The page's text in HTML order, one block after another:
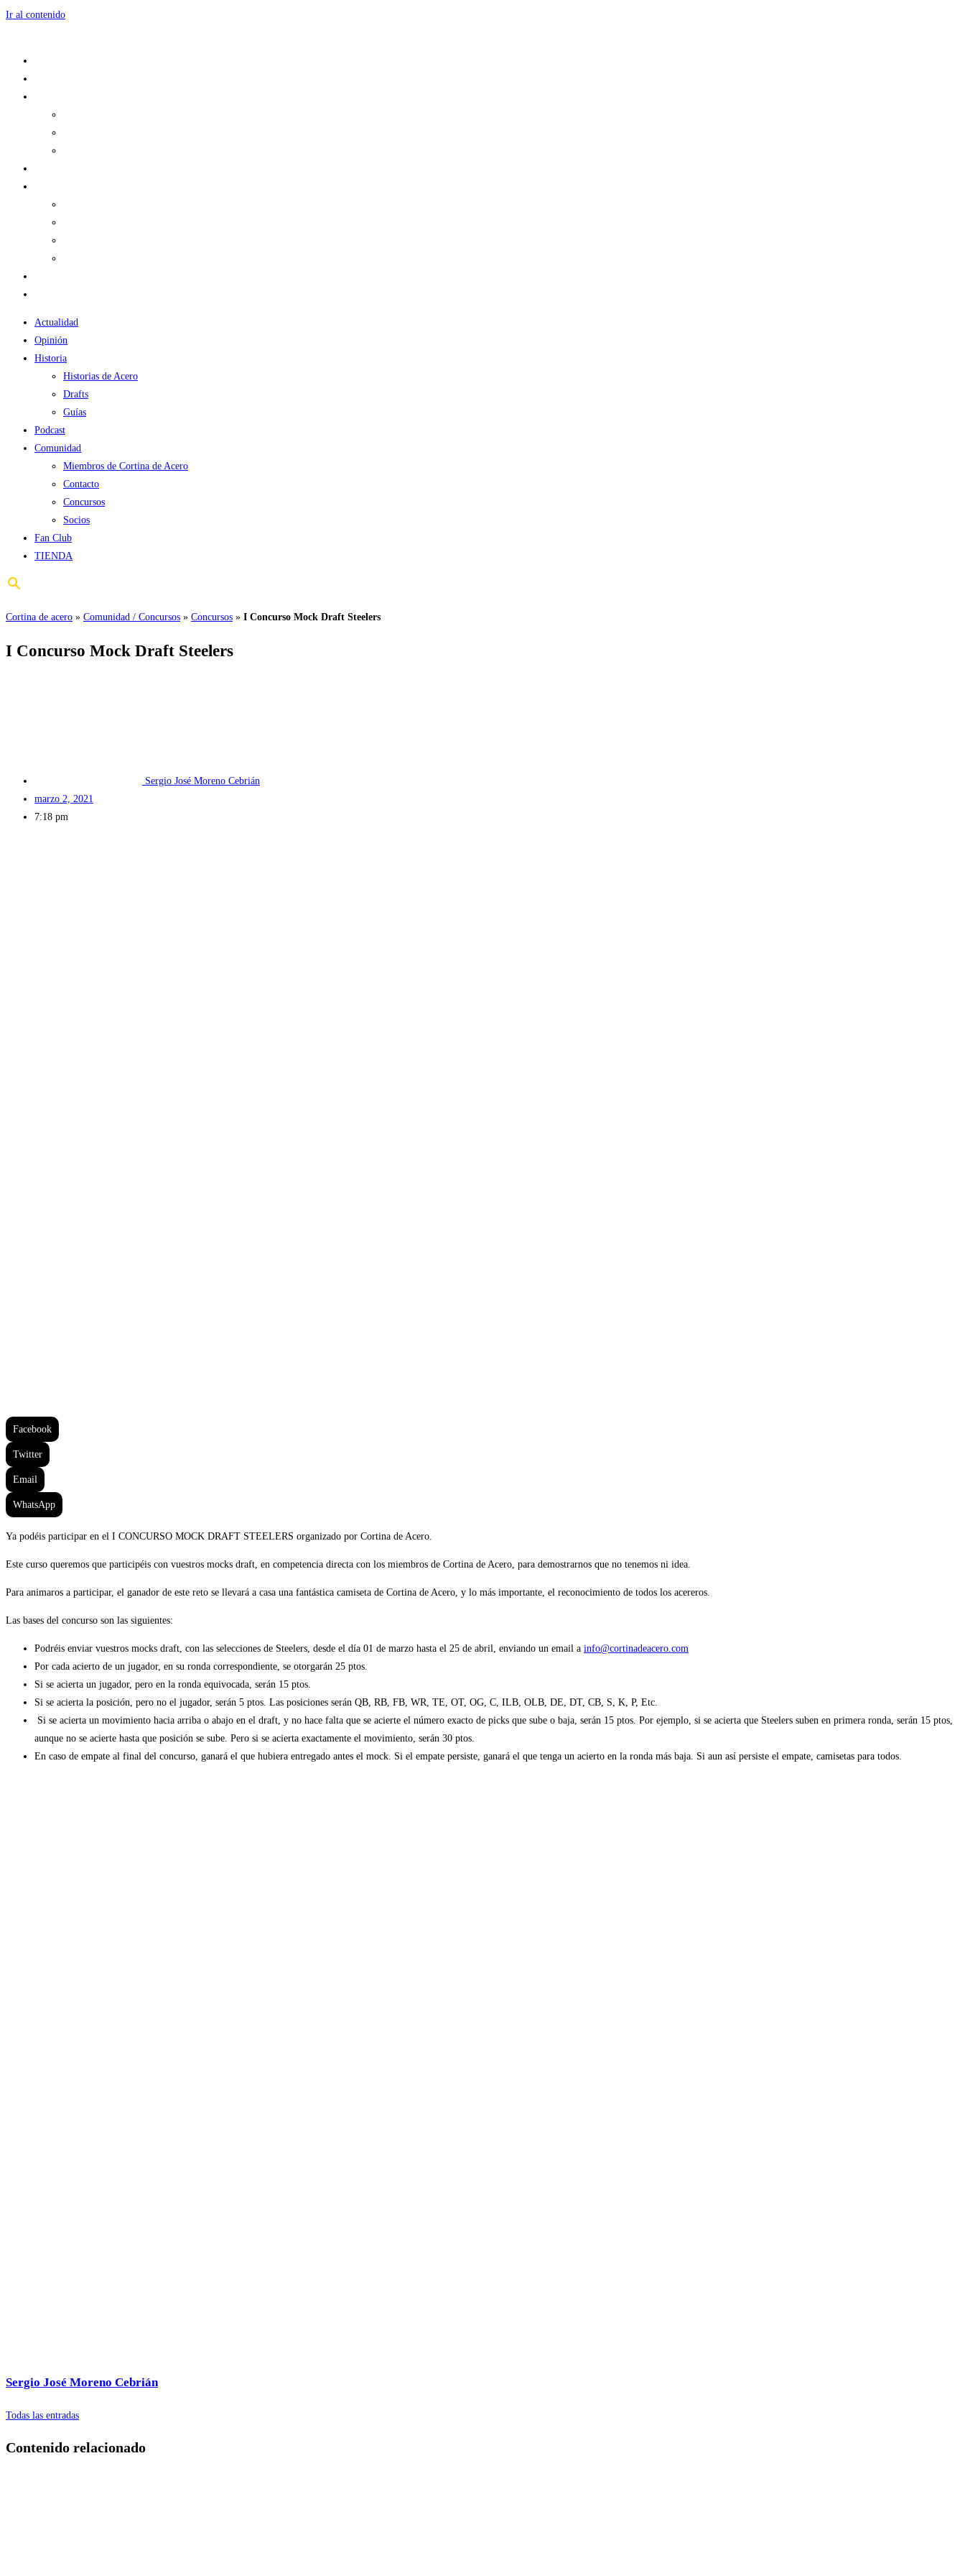
Ir al contenido
Actualidad
Opinión
Historia
Historias de Acero
Drafts
Guías
Podcast
Comunidad
Miembros de Cortina de Acero
Contacto
Concursos
Socios
Fan Club
TIENDA
Cortina de acero » Comunidad / Concursos » Concursos » I Concurso Mock Draft Steelers
I Concurso Mock Draft Steelers
Sergio José Moreno Cebrián
marzo 2, 2021
7:18 pm
Facebook
Twitter
Email
WhatsApp
Ya podéis participar en el I CONCURSO MOCK DRAFT STEELERS organizado por Cortina de Acero.
Este curso queremos que participéis con vuestros mocks draft, en competencia directa con los miembros de Cortina de Acero, para demostrarnos que no tenemos ni idea.
Para animaros a participar, el ganador de este reto se llevará a casa una fantástica camiseta de Cortina de Acero, y lo más importante, el reconocimiento de todos los acereros.
Las bases del concurso son las siguientes:
Podréis enviar vuestros mocks draft, con las selecciones de Steelers, desde el día 01 de marzo hasta el 25 de abril, enviando un email a info@cortinadeacero.com
Por cada acierto de un jugador, en su ronda correspondiente, se otorgarán 25 ptos.
Si se acierta un jugador, pero en la ronda equivocada, serán 15 ptos.
Si se acierta la posición, pero no el jugador, serán 5 ptos. Las posiciones serán QB, RB, FB, WR, TE, OT, OG, C, ILB, OLB, DE, DT, CB, S, K, P, Etc.
Si se acierta un movimiento hacia arriba o abajo en el draft, y no hace falta que se acierte el número exacto de picks que sube o baja, serán 15 ptos. Por ejemplo, si se acierta que Steelers suben en primera ronda, serán 15 ptos,
aunque no se acierte hasta que posición se sube. Pero si se acierta exactamente el movimiento, serán 30 ptos.
En caso de empate al final del concurso, ganará el que hubiera entregado antes el mock. Si el empate persiste, ganará el que tenga un acierto en la ronda más baja. Si aun así persiste el empate, camisetas para todos.
Sergio José Moreno Cebrián
Todas las entradas
Contenido relacionado